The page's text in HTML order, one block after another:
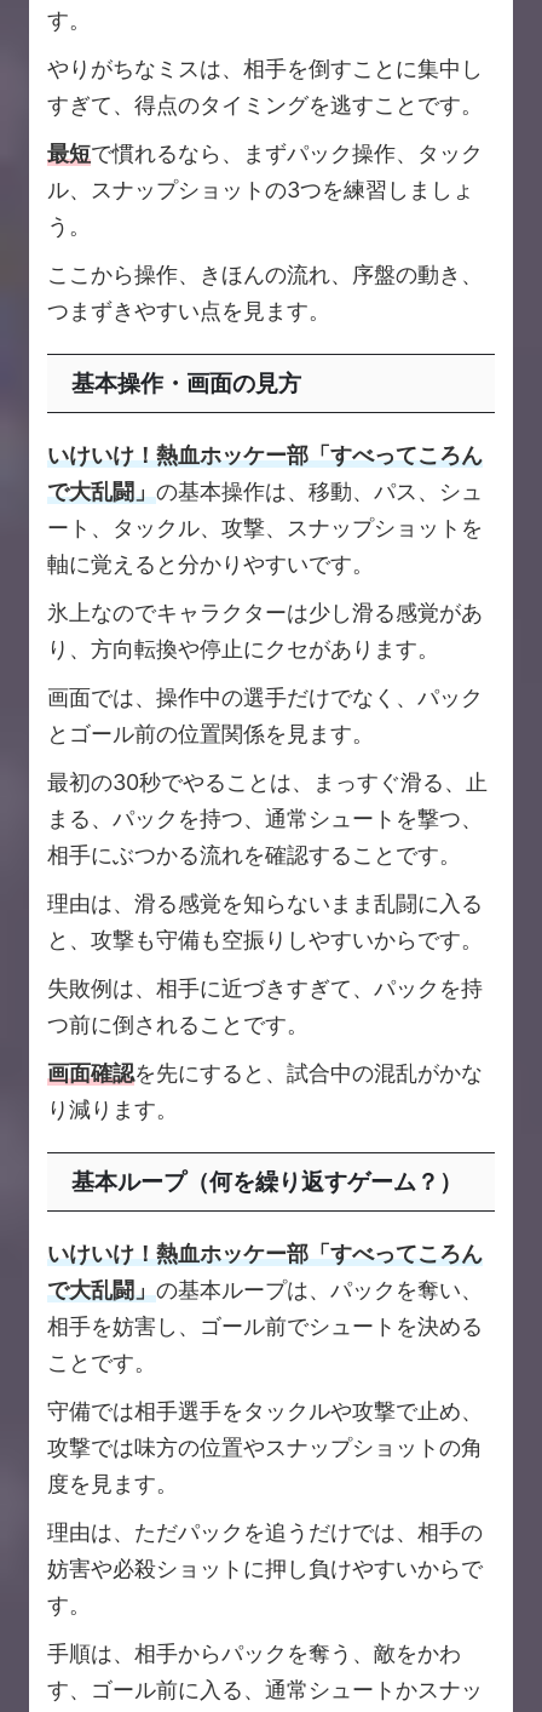
す。
やりがちなミスは、相手を倒すことに集中し
すぎて、得点のタイミングを逃すことです。
最短で慣れるなら、まずパック操作、タック
ル、スナップショットの3つを練習しましょ
う。
ここから操作、きほんの流れ、序盤の動き、
つまずきやすい点を見ます。
基本操作・画面の見方
いけいけ！熱血ホッケー部「すべってころん
で大乱闘」の基本操作は、移動、パス、シュ
ート、タックル、攻撃、スナップショットを
軸に覚えると分かりやすいです。
氷上なのでキャラクターは少し滑る感覚があ
り、方向転換や停止にクセがあります。
画面では、操作中の選手だけでなく、パック
とゴール前の位置関係を見ます。
最初の30秒でやることは、まっすぐ滑る、止
まる、パックを持つ、通常シュートを撃つ、
相手にぶつかる流れを確認することです。
理由は、滑る感覚を知らないまま乱闘に入る
と、攻撃も守備も空振りしやすいからです。
失敗例は、相手に近づきすぎて、パックを持
つ前に倒されることです。
画面確認を先にすると、試合中の混乱がかな
り減ります。
基本ループ（何を繰り返すゲーム？）
いけいけ！熱血ホッケー部「すべってころん
で大乱闘」の基本ループは、パックを奪い、
相手を妨害し、ゴール前でシュートを決める
ことです。
守備では相手選手をタックルや攻撃で止め、
攻撃では味方の位置やスナップショットの角
度を見ます。
理由は、ただパックを追うだけでは、相手の
妨害や必殺ショットに押し負けやすいからで
す。
手順は、相手からパックを奪う、敵をかわ
す、ゴール前に入る、通常シュートかスナッ